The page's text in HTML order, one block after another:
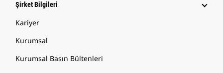
Şirket Bilgileri
Kariyer
Kurumsal
Kurumsal Basın Bültenleri